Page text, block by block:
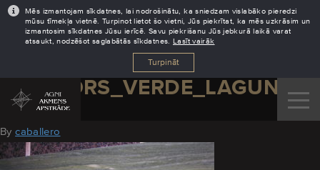
Mēs izmantojam sīkdatnes, lai nodrošinātu, ka sniedzam vislabāko pieredzi
mūsu tīmekļa vietnē. Turpinot lietot šo vietni, Jūs piekrītat, ka mēs uzkrāsim un
izmantosim sīkdatnes Jūsu ierīcē. Savu piekrišanu Jūs jebkurā laikā varat
atsaukt, nodzēšot saglabātās sīkdatnes. Lasīt vairāk
Turpināt
MARMORS_VERDE_LAGUNA
August 30, 2016
Bycaballero